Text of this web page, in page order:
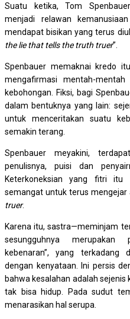
Suatu ketika, Tom
menjadi relawan
mendapat bisikan yang terus
the lie that tells the truth truer”.
Spenbauer memaknai kredo
mengafirmasi mentah-
kebohongan. Fiksi, bagi
dalam bentuknya yang lain:
untuk menceritakan suatu
semakin terang.
Spenbauer meyakini,
penulisnya, puisi dan
Keterkoneksian yang fitri itu
semangat untuk terus mengejar
truer.
Karena itu, sastra—meminjam
sesungguhnya merupakan
kebenaran”, yang terkadang
dengan kenyataan. Ini persis
bahwa kesalahan adalah
tak bisa hidup. Pada sudut
menarasikan hal serupa.